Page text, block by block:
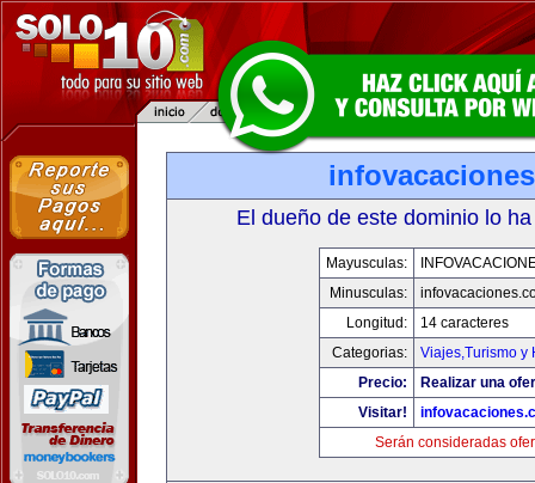
El dueño de este dominio lo
Mayusculas:
Minusculas:
Longitud:
14 caracteres
Categorias:
Viajes,Turismo y
Precio:
Realizar una
Visitar!
Serán consideradas